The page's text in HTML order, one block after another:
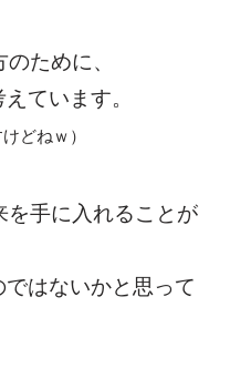
ために、
ています。
どねｗ）
を手に入れることが
はないかと思って